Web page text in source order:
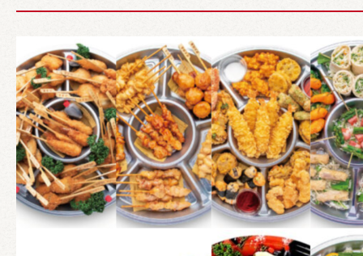
ハイグレード